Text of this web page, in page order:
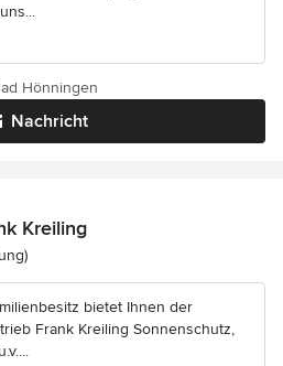
Nachricht
Hönningen
Kreiling
5 von 5 Sternen
bietet Ihnen der
Frank Kreiling Sonnenschutz,